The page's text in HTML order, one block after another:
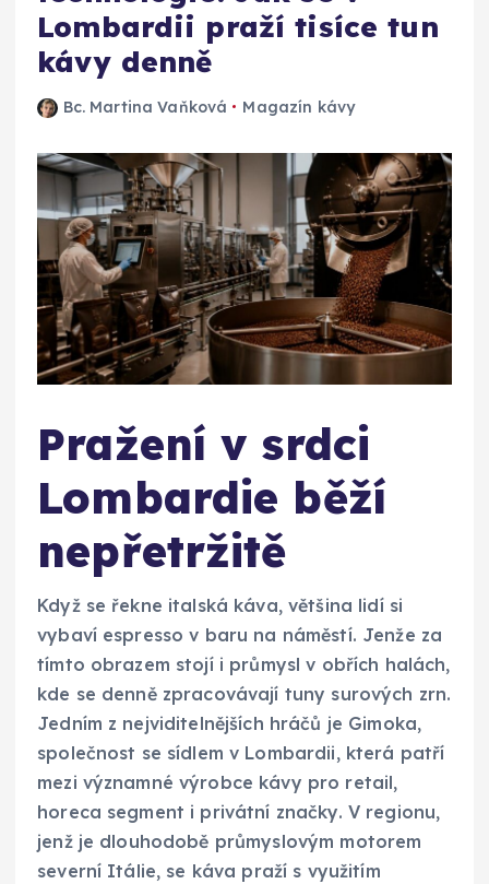
Lombardii praží tisíce tun
kávy denně
Bc. Martina Vaňková Magazín kávy
Pražení v srdci
Lombardie běží
nepřetržitě
Když se řekne italská káva, většina lidí si
vybaví espresso v baru na náměstí. Jenže za
tímto obrazem stojí i průmysl v obřích halách,
kde se denně zpracovávají tuny surových zrn.
Jedním z nejviditelnějších hráčů je Gimoka,
společnost se sídlem v Lombardii, která patří
mezi významné výrobce kávy pro retail,
horeca segment i privátní značky. V regionu,
jenž je dlouhodobě průmyslovým motorem
severní Itálie, se káva praží s využitím